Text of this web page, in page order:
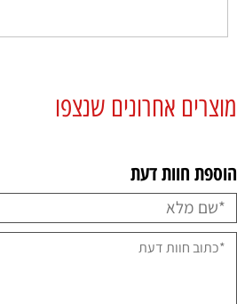
מוצרים אחרונים שנצפו
הוספת חוות דעת